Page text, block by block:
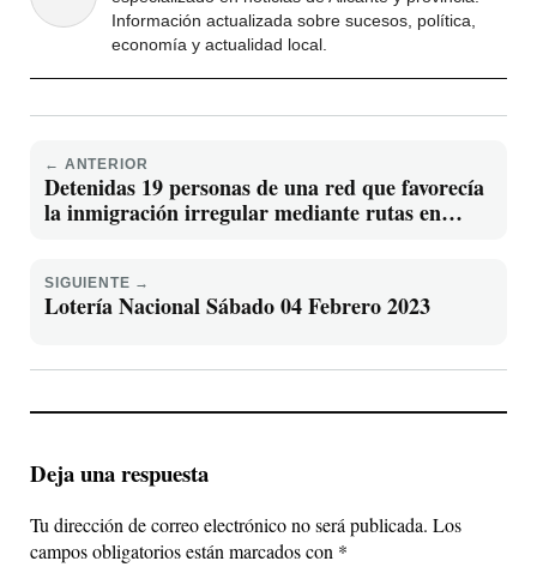
Información actualizada sobre sucesos, política,
economía y actualidad local.
← ANTERIOR
Detenidas 19 personas de una red que favorecía
la inmigración irregular mediante rutas en
SIGUIENTE →
Lotería Nacional Sábado 04 Febrero 2023
Deja una respuesta
Tu dirección de correo electrónico no será publicada. Los
campos obligatorios están marcados con *